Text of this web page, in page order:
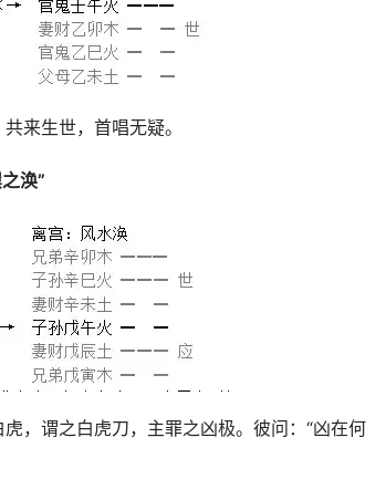
来生世，首唱无疑。
涣”
，谓之白虎刀，主罪之凶极。彼问：“凶在何